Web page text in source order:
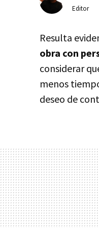
Editor
Resulta
obra con
considerar
menos
deseo de